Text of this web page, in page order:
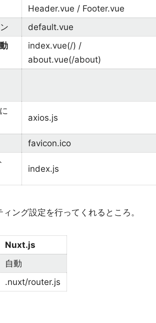
Header.vue / Footer.vue
default.vue
index.vue(/) /
about.vue(/about)
axios.js
favicon.ico
index.js
ング設定を行ってくれるところ。
Nuxt.js
自動
.nuxt/router.js